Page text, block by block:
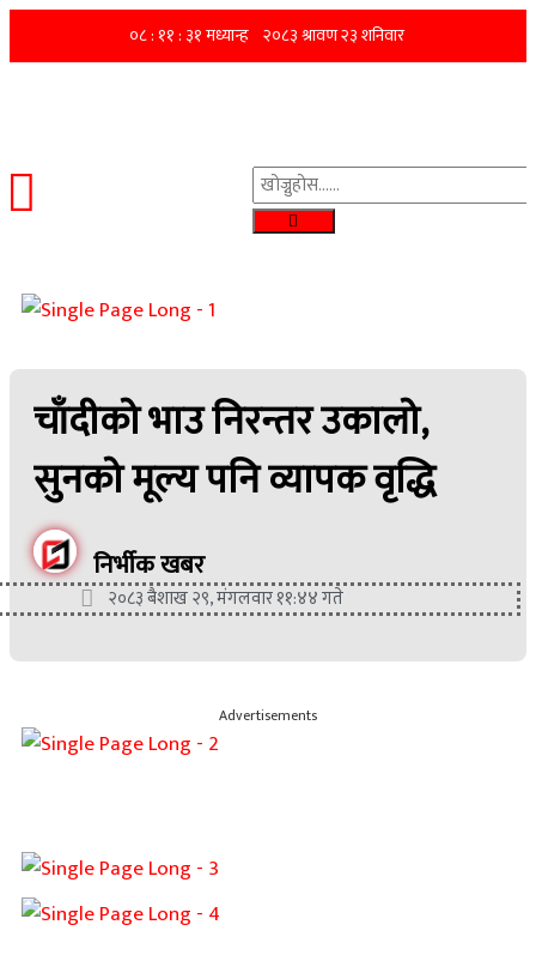
चाँदीको भाउ निरन्तर उकालो,
सुनको मूल्य पनि व्यापक वृद्धि
निर्भीक खबर
२०८३ बैशाख २९, मंगलवार ११:४४ गते
Advertisements